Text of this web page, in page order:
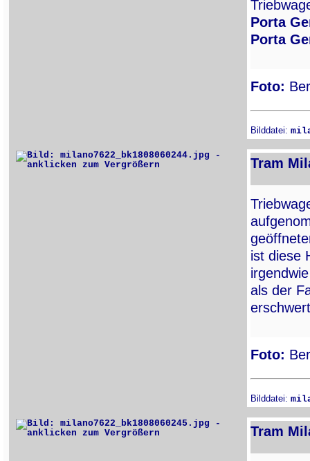
Porta
Porta
Foto:
Bilddatei:
Tram
ist diese
als der
Foto:
Bilddatei:
Tram